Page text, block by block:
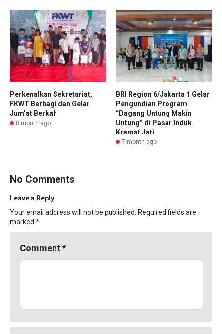
Perkenalkan Sekretariat,
FKWT Berbagi dan Gelar
Jum’at Berkah
8 month ago
BRI Region 6/Jakarta 1 Gelar
Pengundian Program
“Dagang Untung Makin
Untung” di Pasar Induk
Kramat Jati
7 month ago
No Comments
Leave a Reply
Your email address will not be published.
Required fields are
marked *
Comment *